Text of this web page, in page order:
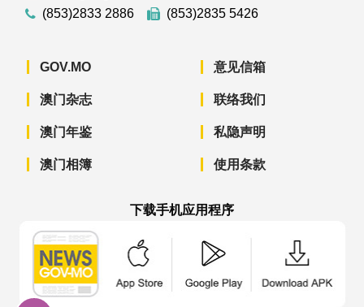
(853)2833 2886
(853)2835 5426
GOV.MO
澳门杂志
澳门年鉴
澳门相簿
意见信箱
联络我们
私隐声明
使用条款
下载手机应用程序